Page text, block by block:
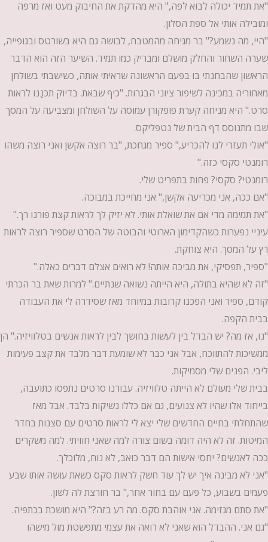
"את תמיד יכולה לבוא לפה," היא מהדקת את החיבוק מעט ואז מרפה
ומובילה אותי אל ספת הסלון.
"היי, מה נשמע?" בר מגיחה מהמטבח, לבושה גם היא בשורטס ובגופייה,
שערה השחור והחלק מושלם ומבריק כמו תמיד. השיער הזה הוא הדבר
הראשון שהבחנתי בו בפעם הראשונה שראיתי אותה, כשישבתי בשולחן
מאחוריה במכינה לשיפור ציוני הבגרות. "כיף שבאת. בדיוק תכנַנו לראות
סרט." היא מניחה קערת פופקורן עמוסה על השולחן ומצביעה על המסך
שבו מתנוסס דף הבית של נטפליקס.
"אולי תעזרי לנו להכריע," ספיר מגחכת, "בר רוצה אקשן ואני רוצה משהו
רומנטי סקסי כזה."
רומנטי? סקסי? פחות בתפריט שלי.
"אם ככה, אני מכריעה אקשן," אני מחייכת במבוכה.
"את תמימה מדי אם את שואלת אותי. לא יזיק לך לראות קצת פורנו רך."
עיניי נפערות כשהקדימון הארוטי והבוטה של הסרט שספיר רוצה לראות
רץ על המסך. היא צוחקת.
"ספיר, תפסיקי, את מביכה אותה! לא רואים אצלם דברים כאלה."
"זה לא שהיא בתולה, היא הייתה נשואה שנתיים." למרות שאת בר הכרתי
קודם, ספיר ואני הפכנו קרובות במיוחד מאז שסידרה לי את העבודה
בבית הקפה.
"נו, אז מה? יש הבדל בין לעשות בחושך לבין לראות אנשים בטלוויזיה." הן
ממשיכות להתווכח, אבל אני כבר לא שומעת דבר מלבד את קצב פעימות
ליבי. הפנים שלי מסמיקות.
בבית שלי מעולם לא הייתה טלוויזיה. עבורנו סרטים נתפסו כתועבה,
בייחוד אלו שהיו לא צנועים, גם אם כללו נשיקות בלבד. אבל מאז
שהתחלתי בחיים החדשים שלי יצא לי לראות סרטים עם סצנות בחדר
המיטות. זה לא היה דומה בשום צורה למה שאני חוויתי. למה משקרים
ככה לאנשים? יחסי אישות הם דבר כואב, לא נוח, מלוכלך.
"אני לא מבינה איך יש לך עוד חשק לראות סקס כשאת עושה אותו שבע
פעמים בשבוע, כל פעם עם בחור אחר," בר חורצת לה לשון.
"את סתם מגזימה. אני אוהבת סקס. מה רע בזה?" היא מושכת בכתפיה.
"גם אני. ההבדל הוא שאני לא רואה את עצמי מתפשטת מול מישהו